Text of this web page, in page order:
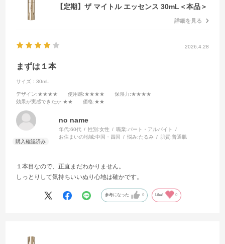
【定期】ザ マイトル エッセンス 30mL＜本品＞
詳細を見る
2026.4.28
まずは１本
サイズ：30mL
デザイン:★★★★ 使用感:★★★★ 保湿力:★★★★
効果が実感できたか:★★ 価格:★★
no name
年代:60代 性別:女性 職業:パート・アルバイト
お住まいの地域:中国・四国 悩み:たるみ 肌質:普通肌
１本目なので、正直まだわかりません。
しっとりして気持ちいいぬり心地は確かです。
参考になった 0 Like! 0